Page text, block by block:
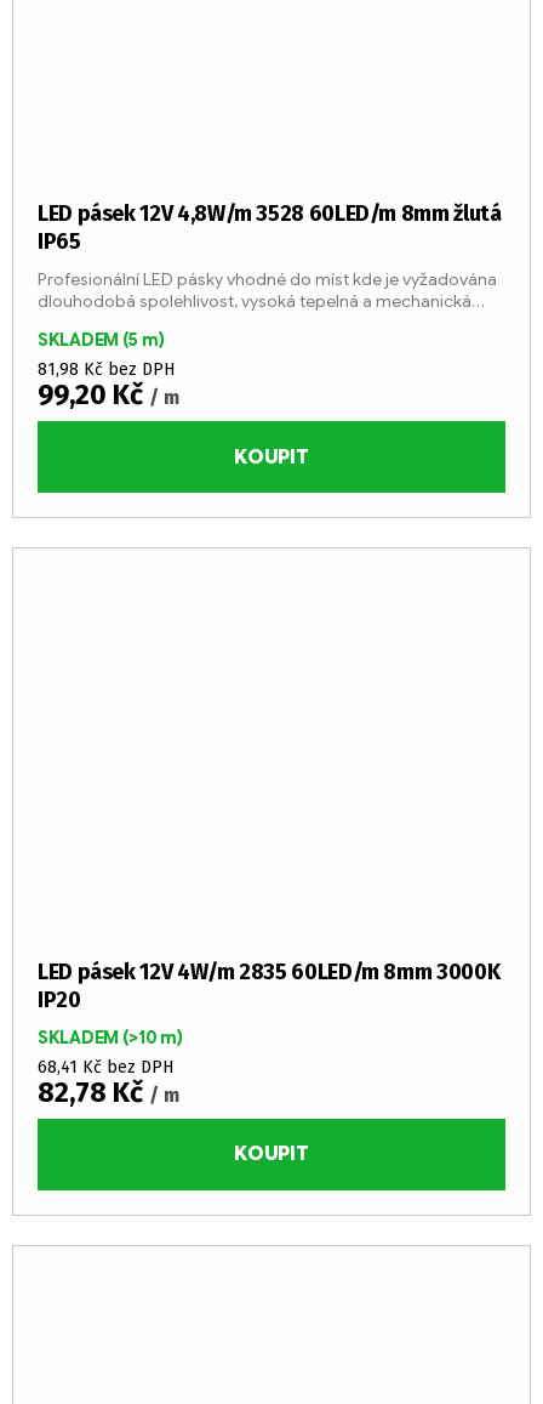
LED pásek 12V 4,8W/m 3528 60LED/m 8mm žlutá
IP65
SKLADEM (5 m)
81,98 Kč bez DPH
99,20 Kč / m
KOUPIT
Profesionální LED pásky vhodné do míst kde je vyžadována
dlouhodobá spolehlivost, vysoká tepelná a mechanická
LED pásek 12V 4W/m 2835 60LED/m 8mm 3000K
IP20
SKLADEM (>10 m)
68,41 Kč bez DPH
82,78 Kč / m
KOUPIT